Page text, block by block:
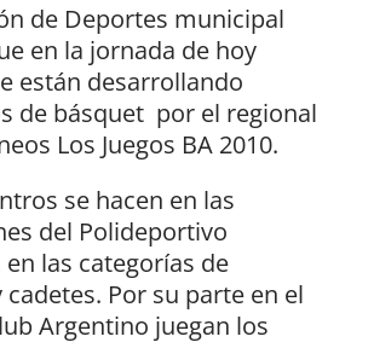
de Deportes municipal
en la jornada de hoy
están desarrollando
de básquet por el regional
Los Juegos BA 2010.
se hacen en las
del Polideportivo
las categorías de
cadetes. Por su parte en el
Argentino juegan los